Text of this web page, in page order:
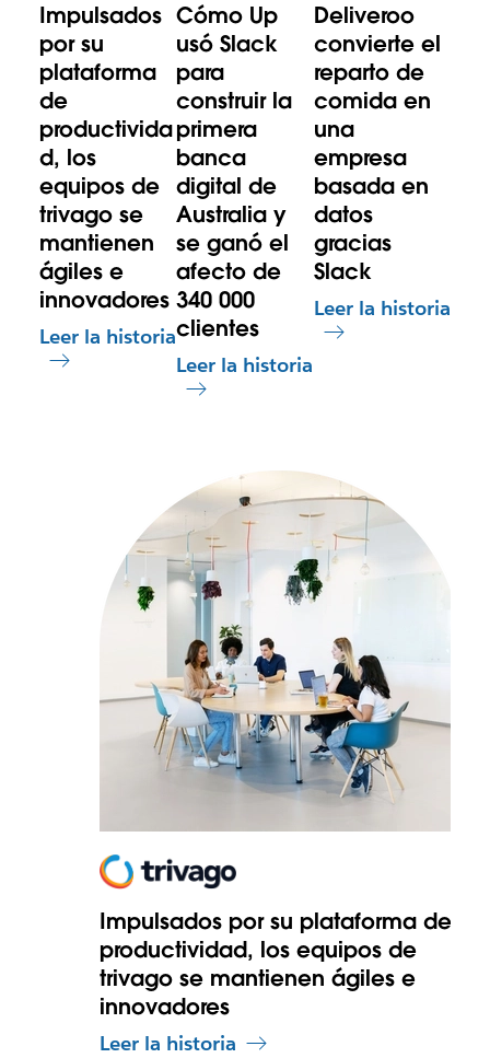
Impulsados
por su
plataforma
de
productivida
d, los
equipos de
trivago se
mantienen
ágiles e
innovadores
Leer la historia
Cómo Up
usó Slack
para
construir la
primera
banca
digital de
Australia y
se ganó el
afecto de
340 000
clientes
Leer la historia
Deliveroo
convierte el
reparto de
comida en
una
empresa
basada en
datos
gracias
Slack
Leer la historia
Impulsados por su plataforma de
productividad, los equipos de
trivago se mantienen ágiles e
innovadores
Leer la historia